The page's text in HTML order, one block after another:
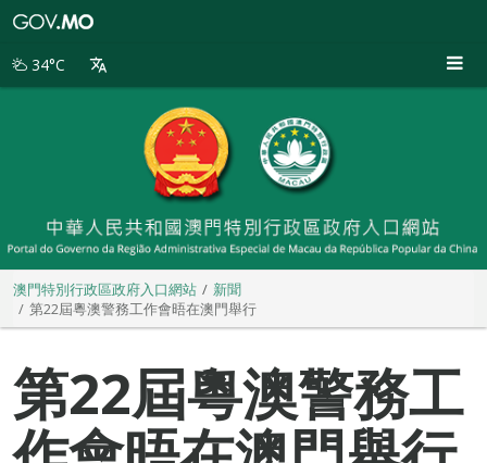
別
34°C
澳門特別行政區政府入口網站
新聞
第22屆粵澳警務工作會晤在澳門舉行
第22屆粵澳警務工